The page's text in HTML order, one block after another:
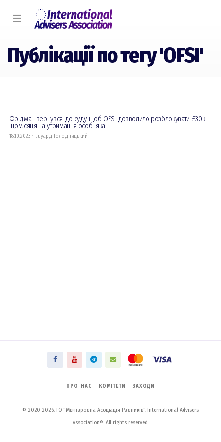
☰
Публікації по тегу 'OFSI'
Фрідман вернувся до суду щоб OFSI дозволило розблокувати £30к
щомісяця на утримання особняка
18.10.2023 • Едуард Голодницький
ПРО НАС КОМІТЕТИ ЗАХОДИ
© 2020-2026. ГО "Міжнародна Асоціація Радників". International Advisers
Association®. All rights reserved.